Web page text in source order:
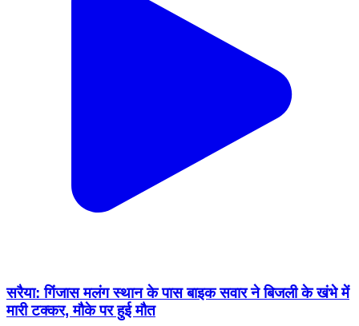
सरैया: गिंजास मलंग स्थान के पास बाइक सवार ने बिजली के खंभे में
मारी टक्कर, मौके पर हुई मौत